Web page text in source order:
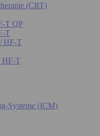
(CRT)
T QP
T
HF-T
HF-T
Systeme (ICM)